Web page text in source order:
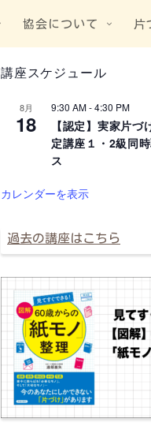
協会について 片
講座スケジュール
8月
18
9:30 AM-4:30 PM
【認定】実家片
定講座１・2級同
ス
カレンダーを表示
過去の講座はこちら